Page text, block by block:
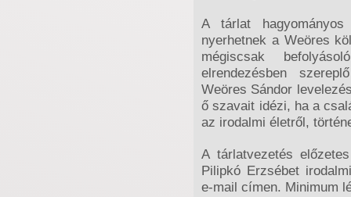
A tárlat
nyerhetnek a Weöres
mégiscsak
elrendezésben
Weöres Sándor
ő szavait idézi, ha a
az irodalmi életről,
A tárlatvezetés
Pilipkó Erzsébet
e-mail címen. Minimum